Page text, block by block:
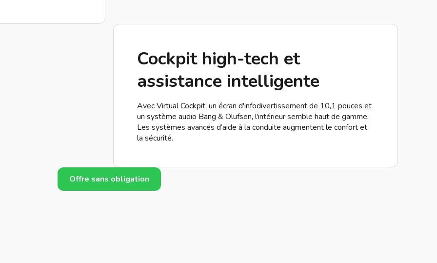
Cockpit high-tech et
assistance intelligente
Avec Virtual Cockpit, un écran d'infodivertissement de 10,1 pouces et
un système audio Bang & Olufsen, l'intérieur semble haut de gamme.
Les systèmes avancés d’aide à la conduite augmentent le confort et
la sécurité.
Offre sans obligation